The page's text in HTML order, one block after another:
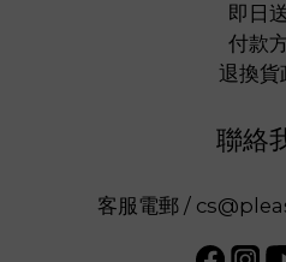
即日
付款
退換貨
聯絡
客服電郵 /